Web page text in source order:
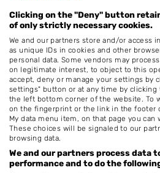
So Chic Nail
De Koppel
9363LP
Op 15,99 km
Nagelstudio
Clicking on the "Deny" button
of only strictly necessary cookies.
We and our partners store and/or access
as unique IDs in cookies and other
personal data. Some vendors may
on legitimate interest, to object to this
accept, deny or manage your settings by
settings" button or at any time by
the left bottom corner of the website. To
on the fingerprint or the link in the footer
My data menu item, on that page you can
These choices will be signaled to our
browsing data.
We and our partners process data
performance and to do the